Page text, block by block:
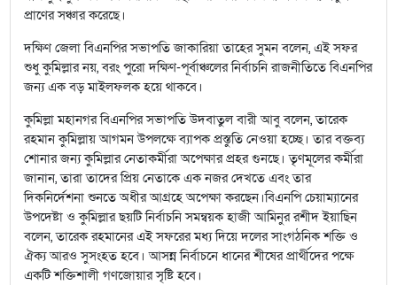
প্রাণের সঞ্চার করেছে।
দক্ষিণ জেলা বিএনপির সভাপতি জাকারিয়া তাহের সুমন বলেন, এই সফর
শুধু কুমিল্লার নয়, বরং পুরো দক্ষিণ-পূর্বাঞ্চলের নির্বাচনি রাজনীতিতে বিএনপির
জন্য এক বড় মাইলফলক হয়ে থাকবে।
কুমিল্লা মহানগর বিএনপির সভাপতি উদবাতুল বারী আবু বলেন, তারেক
রহমান কুমিল্লায় আগমন উপলক্ষে ব্যাপক প্রস্তুতি নেওয়া হচ্ছে। তার বক্তব্য
শোনার জন্য কুমিল্লার নেতাকর্মীরা অপেক্ষার প্রহর গুনছে। তৃণমূলের কর্মীরা
জানান, তারা তাদের প্রিয় নেতাকে এক নজর দেখতে এবং তার
দিকনির্দেশনা শুনতে অধীর আগ্রহে অপেক্ষা করছেন।বিএনপি চেয়াম্যানের
উপদেষ্টা ও কুমিল্লার ছয়টি নির্বাচনি সমন্বয়ক হাজী আমিনুর রশীদ ইয়াছিন
বলেন, তারেক রহমানের এই সফরের মধ্য দিয়ে দলের সাংগঠনিক শক্তি ও
ঐক্য আরও সুসংহত হবে। আসন্ন নির্বাচনে ধানের শীষের প্রার্থীদের পক্ষে
একটি শক্তিশালী গণজোয়ার সৃষ্টি হবে।